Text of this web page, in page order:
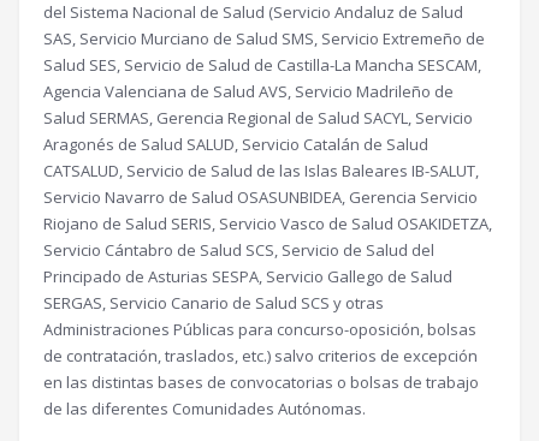
del Sistema Nacional de Salud (Servicio Andaluz de Salud
SAS, Servicio Murciano de Salud SMS, Servicio Extremeño de
Salud SES, Servicio de Salud de Castilla-La Mancha SESCAM,
Agencia Valenciana de Salud AVS, Servicio Madrileño de
Salud SERMAS, Gerencia Regional de Salud SACYL, Servicio
Aragonés de Salud SALUD, Servicio Catalán de Salud
CATSALUD, Servicio de Salud de las Islas Baleares IB-SALUT,
Servicio Navarro de Salud OSASUNBIDEA, Gerencia Servicio
Riojano de Salud SERIS, Servicio Vasco de Salud OSAKIDETZA,
Servicio Cántabro de Salud SCS, Servicio de Salud del
Principado de Asturias SESPA, Servicio Gallego de Salud
SERGAS, Servicio Canario de Salud SCS y otras
Administraciones Públicas para concurso-oposición, bolsas
de contratación, traslados, etc.) salvo criterios de excepción
en las distintas bases de convocatorias o bolsas de trabajo
de las diferentes Comunidades Autónomas.